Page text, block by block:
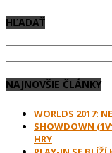
HĽADAŤ
NAJNOVŠIE ČLÁNKY
WORLDS 2017:
SHOWDOWN
HRY